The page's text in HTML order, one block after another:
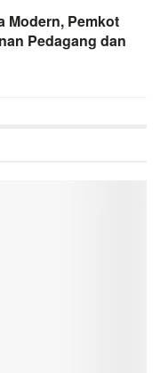
Modern, Pemkot
Pedagang dan